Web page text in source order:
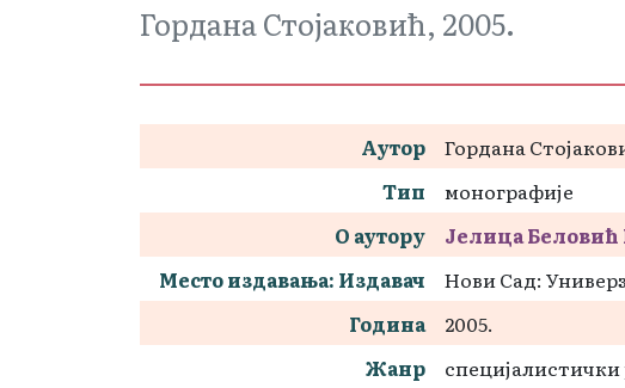
Гордана Стојаковић, 2005.
Аутор
Гордана
Тип
монографије
О аутору
Јелица
Место издавања: Издавач
Нови Сад:
Година
2005.
Жанр
специјалистички